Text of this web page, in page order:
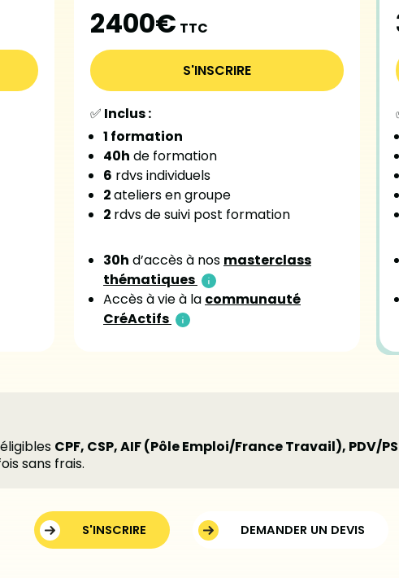
2400€ TTC
S'INSCRIRE
✅ Inclus :
1 formation
40h de formation
6 rdvs individuels
2ateliers en groupe
2 rdvs de suivi post formation
30h d’accès à nos masterclass
thématiques
Accès à vie à la communauté
CréActifs
CPF, CSP, AIF (Pôle Emploi/France Travail), PDV/
sans frais.
S'INSCRIRE DEMANDER UN DEVIS